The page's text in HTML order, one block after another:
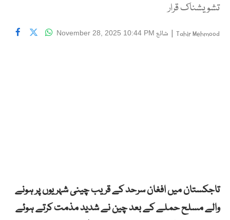
تشویشناک قرار
Tahir Mehmood
| شائع November 28, 2025 10:44 PM
تاجکستان میں افغان سرحد کے قریب چینی شہریوں پر ہونے
والے مسلح حملے کے بعد چین نے شدید مذمت کرتے ہوئے